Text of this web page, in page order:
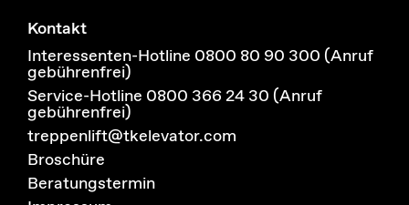
Kontakt
Interessenten-Hotline 0800 80 90 300 (Anruf
gebührenfrei)
Service-Hotline 0800 366 24 30 (Anruf
gebührenfrei)
treppenlift@tkelevator.com
Broschüre
Beratungstermin